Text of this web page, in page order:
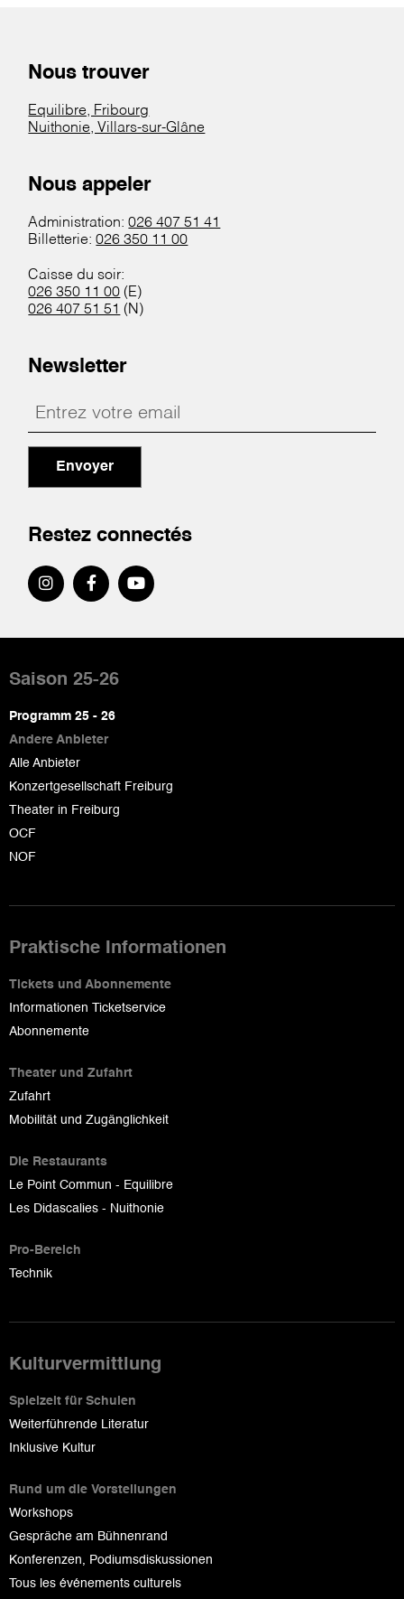
Nous trouver
Equilibre, Fribourg
Nuithonie, Villars-sur-Glâne
Nous appeler
Administration:026 407 51 41
Billetterie:026 350 11 00
Caisse du soir:
026 350 11 00 (E)
026 407 51 51 (N)
Newsletter
Envoyer
Restez connectés
de
page
Saison 25-26
Programm 25 - 26
Andere Anbieter
Alle Anbieter
Konzertgesellschaft Freiburg
Theater in Freiburg
OCF
NOF
Praktische Informationen
Tickets und Abonnemente
Informationen Ticketservice
Abonnemente
Theater und Zufahrt
Zufahrt
Mobilität und Zugänglichkeit
Die Restaurants
Le Point Commun - Equilibre
Les Didascalies - Nuithonie
Pro-Bereich
Technik
Kulturvermittlung
Spielzeit für Schulen
Weiterführende Literatur
Inklusive Kultur
Rund um die Vorstellungen
Workshops
Gespräche am Bühnenrand
Konferenzen, Podiumsdiskussionen
Tous les événements culturels